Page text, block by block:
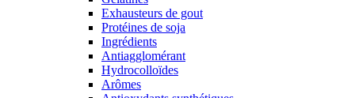
Exhausteurs de gout
Protéines de soja
Ingrédients
Antiagglomérant
Hydrocolloïdes
Arômes